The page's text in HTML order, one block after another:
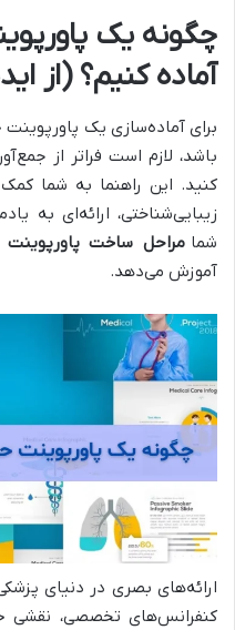
چگونه یک
آماده کنیم؟ (از
برای آماده‌سازی یک پاورپوینت
باشد، لازم است فراتر از
کنید. این راهنما به شما
زیبایی‌شناختی، ارائه‌ای به
شمامراحل ساخت پاورپوینت
آموزش می‌دهد.
ارائه‌های بصری در دنیای
کنفرانس‌های تخصصی، نقشی